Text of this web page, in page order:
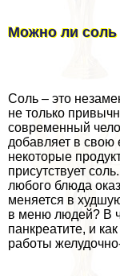
Можно ли соль
Соль – это
не только
современный
добавляет в свою
некоторые
присутствует
любого блюда
меняется в
в меню людей? В
панкреатите, и
работы